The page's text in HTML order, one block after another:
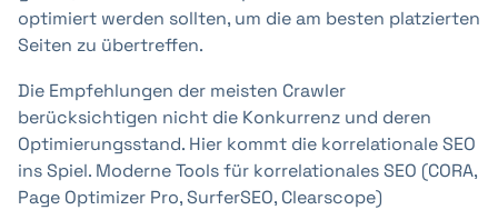
optimiert werden sollten, um die am besten platzierten
Seiten zu übertreffen.
Die Empfehlungen der meisten Crawler
berücksichtigen nicht die Konkurrenz und deren
Optimierungsstand. Hier kommt die korrelationale SEO
ins Spiel. Moderne Tools für korrelationales SEO (CORA,
Page Optimizer Pro, SurferSEO, Clearscope)